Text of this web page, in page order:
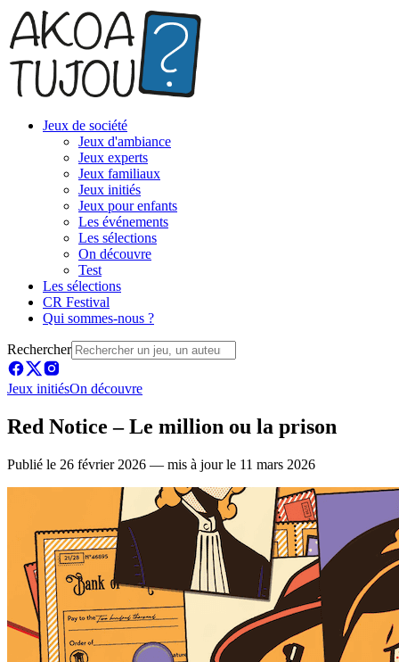
Jeux de société
Jeux d'ambiance
Jeux experts
Jeux familiaux
Jeux initiés
Jeux pour enfants
Les événements
Les sélections
On découvre
Test
Les sélections
CR Festival
Qui sommes-nous ?
Rechercher
Jeux initiésOn découvre
Red Notice – Le million ou la prison
Publié le 26 février 2026 — mis à jour le 11 mars 2026